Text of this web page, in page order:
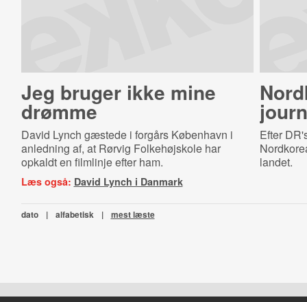
Jeg bruger ikke mine
drømme
David Lynch gæstede i forgårs København i
anledning af, at Rørvig Folkehøjskole har
opkaldt en filmlinje efter ham.
Læs også: David Lynch i Danmark
Efter
landet.
dato | alfabetisk | mest læste